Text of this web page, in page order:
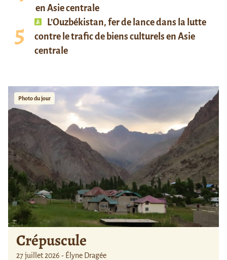
en Asie centrale
L’Ouzbékistan, fer de lance dans la lutte
contre le trafic de biens culturels en Asie
centrale
Photo du jour
Crépuscule
27 juillet 2026 - Élyne Dragée